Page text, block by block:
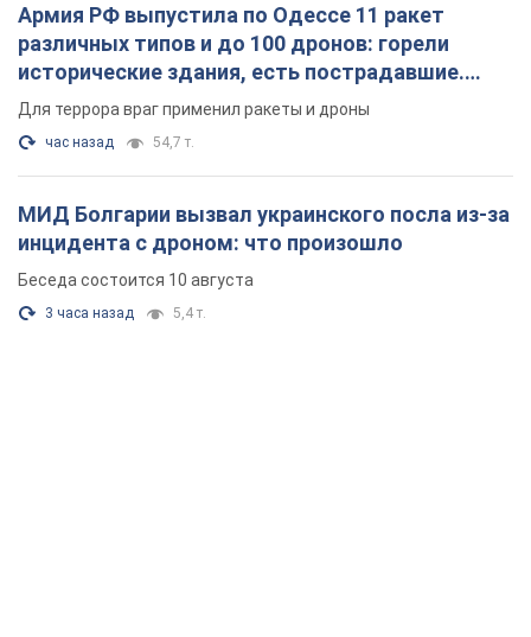
Армия РФ выпустила по Одессе 11 ракет
различных типов и до 100 дронов: горели
исторические здания, есть пострадавшие.
Фото и видео
Для террора враг применил ракеты и дроны
час назад 54,7 т.
МИД Болгарии вызвал украинского посла из-за
инцидента с дроном: что произошло
Беседа состоится 10 августа
3 часа назад 5,4 т.